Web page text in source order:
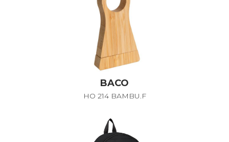
BACO
HO 214 BAMBU.F